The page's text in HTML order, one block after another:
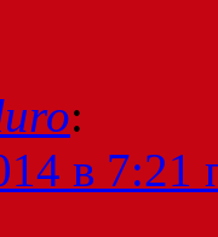
:
в 7:21